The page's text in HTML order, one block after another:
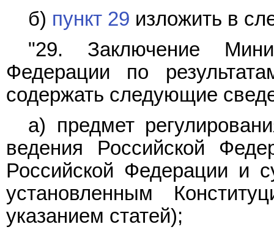
б) пункт 29 изложить в
"29. Заключение
Федерации по
содержать следующие
а) предмет
ведения Российской
Российской Федерации и
установленным
указанием статей);